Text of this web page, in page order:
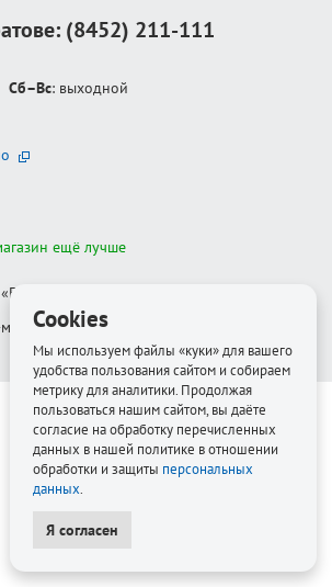
(8452) 211-111
Сб–Вс: выходной
ещё лучше
РМ»
—Медиапродукт
Cookies
Мы используем файлы «куки» для вашего
удобства пользования сайтом и собираем
метрику для аналитики. Продолжая
пользоваться нашим сайтом, вы даёте
согласие на обработку перечисленных
данных в нашей политике в отношении
обработки и защиты персональных
данных
Я согласен